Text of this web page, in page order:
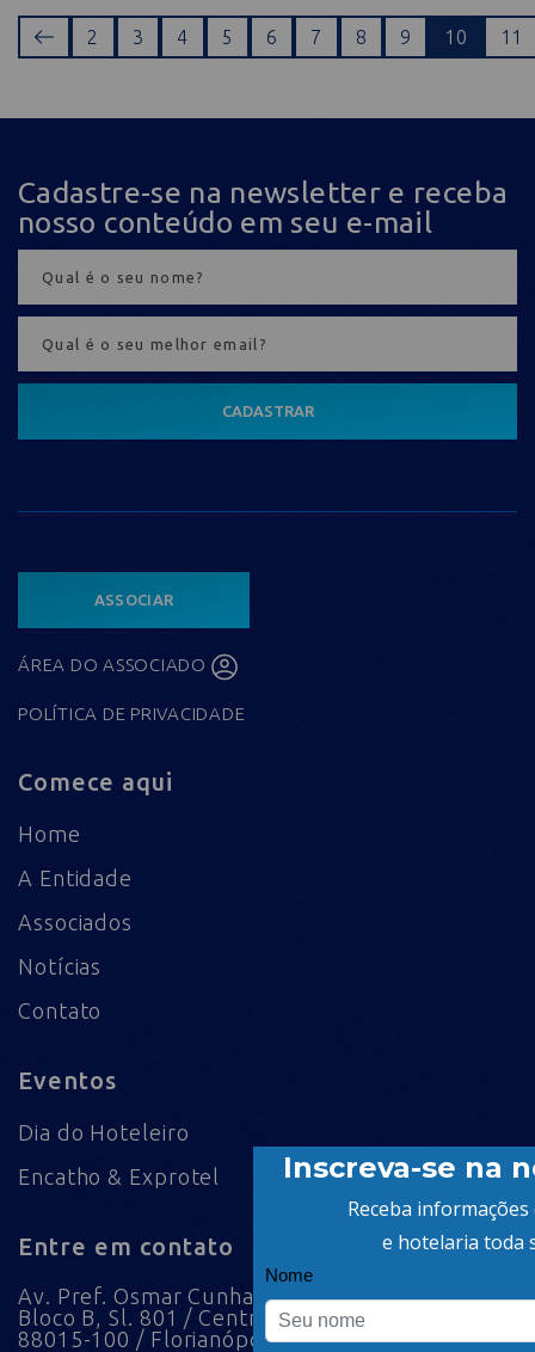
2 3 4 5 6 7 8 9 10 11
Cadastre-se na newsletter e receba
nosso conteúdo em seu e-mail
CADASTRAR
ASSOCIAR
ÁREA DO ASSOCIADO
POLÍTICA DE PRIVACIDADE
Comece aqui
Home
A Entidade
Associados
Notícias
Contato
Eventos
Dia do Hoteleiro
Encatho & Exprotel
Entre em contato
Av. Pref. Osmar Cunha, 183 /
Bloco B, Sl. 801 / Centro /
88015-100 / Florianópolis / SC